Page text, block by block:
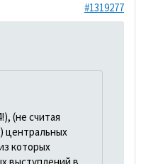
#1319277
(не считая
центральных
которых